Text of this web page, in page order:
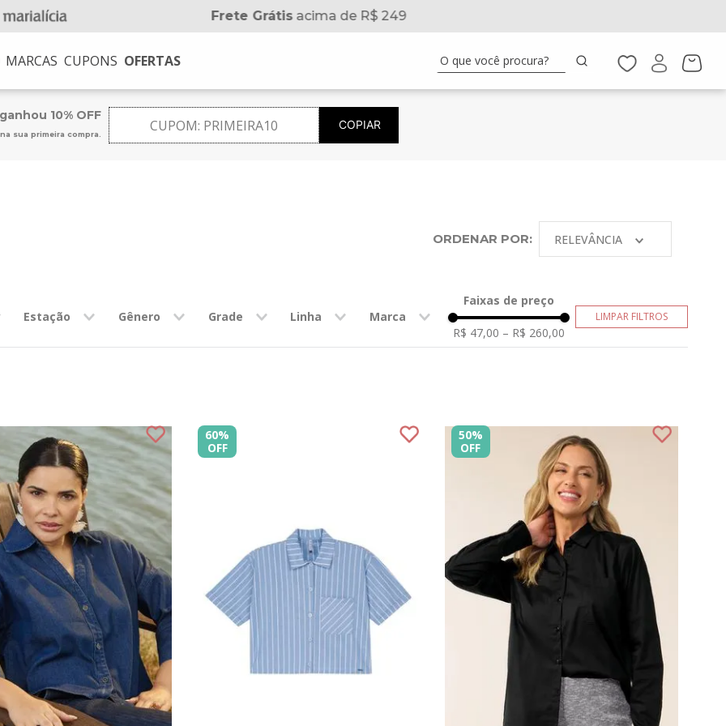
5% OFFno Pix
MARCAS CUPONS OFERTAS O que você procura?
10% OFF
na sua primeira compra. CUPOM: PRIMEIRA10 COPIAR
ORDENAR POR: RELEVÂNCIA
Estação Gênero Grade Linha Marca
Faixas de preço
R$ 47,00 – R$ 260,00
60%
OFF
50%
OFF